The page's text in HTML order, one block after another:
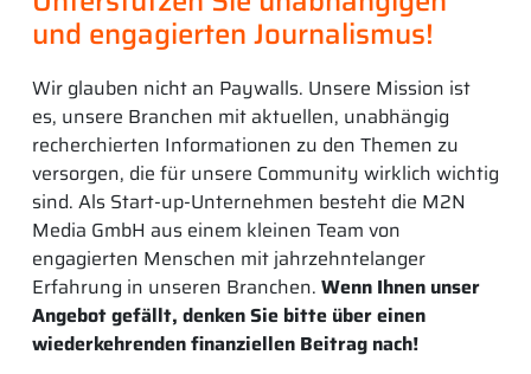
und engagierten Journalismus!
Wir glauben nicht an Paywalls. Unsere Mission ist
es, unsere Branchen mit aktuellen, unabhängig
recherchierten Informationen zu den Themen zu
versorgen, die für unsere Community wirklich wichtig
sind. Als Start-up-Unternehmen besteht die M2N
Media GmbH aus einem kleinen Team von
engagierten Menschen mit jahrzehntelanger
Erfahrung in unseren Branchen. Wenn Ihnen unser
Angebot gefällt, denken Sie bitte über einen
wiederkehrenden finanziellen Beitrag nach!